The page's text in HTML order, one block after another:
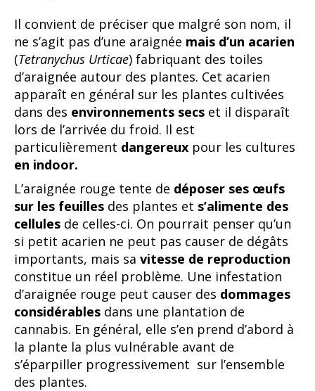
Il convient de préciser que malgré son nom, il
ne s’agit pas d’une araignée mais d’un acarien
(Tetranychus Urticae) fabriquant des toiles
d’araignée autour des plantes. Cet acarien
apparaît en général sur les plantes cultivées
dans des environnements secs et il disparaît
lors de l’arrivée du froid. Il est
particulièrement dangereux pour les cultures
en indoor.
L’araignée rouge tente de déposer ses œufs
sur les feuilles des plantes et s’alimente des
cellules de celles-ci. On pourrait penser qu’un
si petit acarien ne peut pas causer de dégâts
importants, mais sa vitesse de reproduction
constitue un réel problème. Une infestation
d’araignée rouge peut causer des dommages
considérables dans une plantation de
cannabis. En général, elle s’en prend d’abord à
la plante la plus vulnérable avant de
s’éparpiller progressivement sur l’ensemble
des plantes.